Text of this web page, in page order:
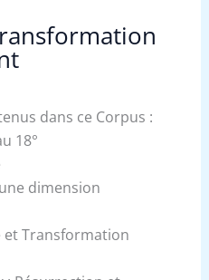
dans ce Corpus :
18°
dimension
et Transformation